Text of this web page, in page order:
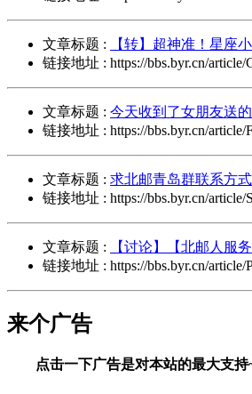
文章标题 :
【转】超神准！星座
链接地址 : https://bbs.byr.cn/article/
文章标题 : 今天收到了女朋友送
链接地址 : https://bbs.byr.cn/article/
文章标题 : 求北邮青岛群联系方
链接地址 : https://bbs.byr.cn/article/
文章标题 :
【讨论】【北邮人服
链接地址 : https://bbs.byr.cn/article/
来个广告
点击一下广告是对本站的最大支持